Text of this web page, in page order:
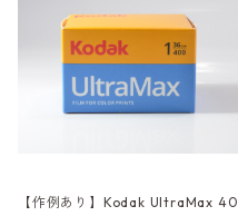
【作例あり】Kodak UltraMax 40